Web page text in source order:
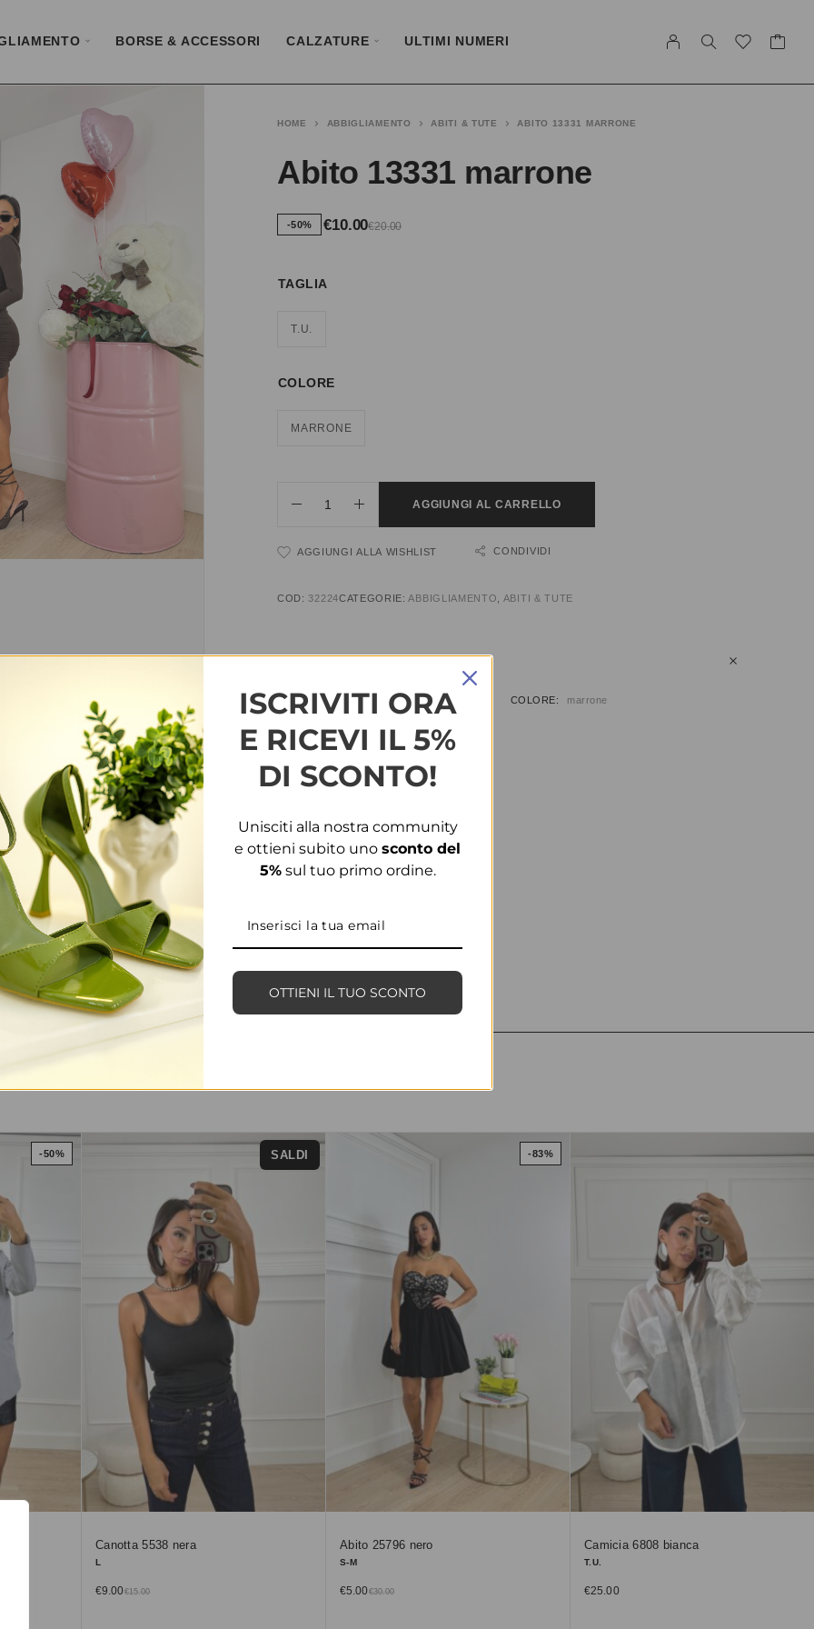
BORSE & ACCESSORI CALZATURE ULTIMI NUMERI
HOME ABBIGLIAMENTO ABITI & TUTE ABITO 13331 MARRONE
Abito 13331 marrone
-50% €20.00
€10.00
TAGLIA
T.U.
COLORE
MARRONE
AGGIUNGI AL CARRELLO
AGGIUNGI ALLA WISHLIST CONDIVIDI
COD:32224CATEGORIE:ABBIGLIAMENTO ABITI & TUTE
INFORMAZIONI AGGIUNTIVE
TAGLIA T.U. COLORE marrone
-50% SALDI
Canotta 5538 nera
L
€ 15.00
€9.00
-83%
Abito 25796 nero
S-M
€30.00
€5.00
Camicia 6808 bianca
T.U.
€25.00
ISCRIVITI ORA
E RICEVI IL 5%
DI SCONTO!
Unisciti alla nostra community
e ottieni subito uno sconto del
5%sul tuo primo ordine.
OTTIENI IL TUO SCONTO